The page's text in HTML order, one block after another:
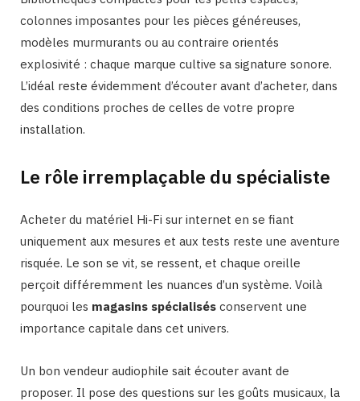
colonnes imposantes pour les pièces généreuses,
modèles murmurants ou au contraire orientés
explosivité : chaque marque cultive sa signature sonore.
L’idéal reste évidemment d’écouter avant d’acheter, dans
des conditions proches de celles de votre propre
installation.
Le rôle irremplaçable du spécialiste
Acheter du matériel Hi-Fi sur internet en se fiant
uniquement aux mesures et aux tests reste une aventure
risquée. Le son se vit, se ressent, et chaque oreille
perçoit différemment les nuances d’un système. Voilà
pourquoi les magasins spécialisés conservent une
importance capitale dans cet univers.
Un bon vendeur audiophile sait écouter avant de
proposer. Il pose des questions sur les goûts musicaux, la